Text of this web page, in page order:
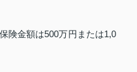
険金額は500万円または1,0